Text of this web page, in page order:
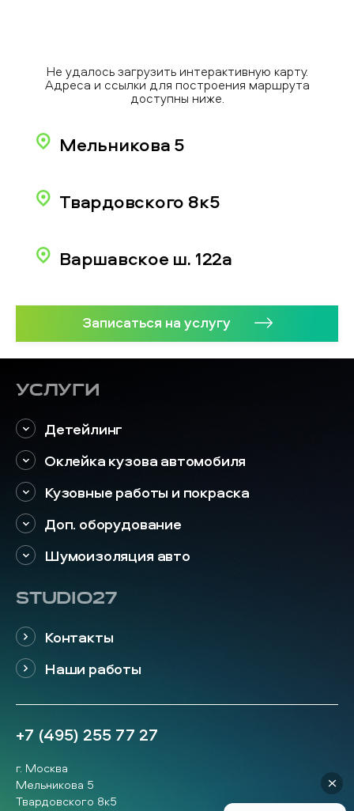
Не удалось загрузить интерактивную карту.
Адреса и ссылки для построения маршрута
доступны ниже.
Мельникова 5
Твардовского 8к5
Варшавское ш. 122а
Записаться на услугу
Услуги
Детейлинг
Оклейка кузова автомобиля
Кузовные работы и покраска
Доп. оборудование
Шумоизоляция авто
STUDIO27
Контакты
Наши работы
+7 (495) 255 77 27
г. Москва
Мельникова 5
Твардовского 8к5